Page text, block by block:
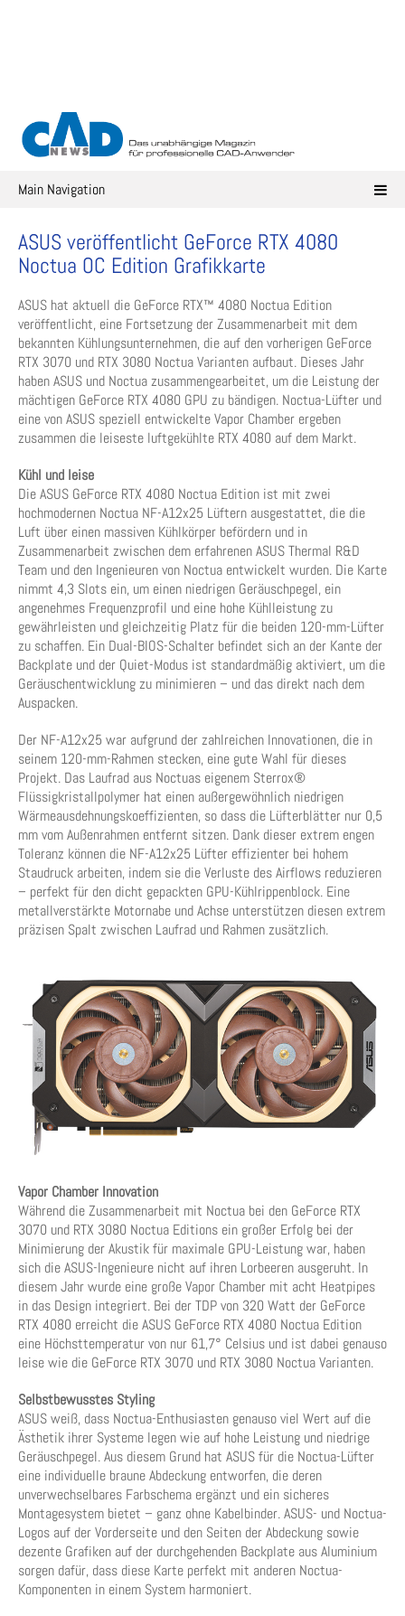
Main Navigation
ASUS veröffentlicht GeForce RTX 4080
Noctua OC Edition Grafikkarte
ASUS hat aktuell die GeForce RTX™ 4080 Noctua Edition
veröffentlicht, eine Fortsetzung der Zusammenarbeit mit dem
bekannten Kühlungsunternehmen, die auf den vorherigen GeForce
RTX 3070 und RTX 3080 Noctua Varianten aufbaut. Dieses Jahr
haben ASUS und Noctua zusammengearbeitet, um die Leistung der
mächtigen GeForce RTX 4080 GPU zu bändigen. Noctua-Lüfter und
eine von ASUS speziell entwickelte Vapor Chamber ergeben
zusammen die leiseste luftgekühlte RTX 4080 auf dem Markt.
Kühl und leise
Die ASUS GeForce RTX 4080 Noctua Edition ist mit zwei
hochmodernen Noctua NF-A12x25 Lüftern ausgestattet, die die
Luft über einen massiven Kühlkörper befördern und in
Zusammenarbeit zwischen dem erfahrenen ASUS Thermal R&D
Team und den Ingenieuren von Noctua entwickelt wurden. Die Karte
nimmt 4,3 Slots ein, um einen niedrigen Geräuschpegel, ein
angenehmes Frequenzprofil und eine hohe Kühlleistung zu
gewährleisten und gleichzeitig Platz für die beiden 120-mm-Lüfter
zu schaffen. Ein Dual-BIOS-Schalter befindet sich an der Kante der
Backplate und der Quiet-Modus ist standardmäßig aktiviert, um die
Geräuschentwicklung zu minimieren – und das direkt nach dem
Auspacken.
Der NF-A12x25 war aufgrund der zahlreichen Innovationen, die in
seinem 120-mm-Rahmen stecken, eine gute Wahl für dieses
Projekt. Das Laufrad aus Noctuas eigenem Sterrox®
Flüssigkristallpolymer hat einen außergewöhnlich niedrigen
Wärmeausdehnungskoeffizienten, so dass die Lüfterblätter nur 0,5
mm vom Außenrahmen entfernt sitzen. Dank dieser extrem engen
Toleranz können die NF-A12x25 Lüfter effizienter bei hohem
Staudruck arbeiten, indem sie die Verluste des Airflows reduzieren
– perfekt für den dicht gepackten GPU-Kühlrippenblock. Eine
metallverstärkte Motornabe und Achse unterstützen diesen extrem
präzisen Spalt zwischen Laufrad und Rahmen zusätzlich.
Vapor Chamber Innovation
Während die Zusammenarbeit mit Noctua bei den GeForce RTX
3070 und RTX 3080 Noctua Editions ein großer Erfolg bei der
Minimierung der Akustik für maximale GPU-Leistung war, haben
sich die ASUS-Ingenieure nicht auf ihren Lorbeeren ausgeruht. In
diesem Jahr wurde eine große Vapor Chamber mit acht Heatpipes
in das Design integriert. Bei der TDP von 320 Watt der GeForce
RTX 4080 erreicht die ASUS GeForce RTX 4080 Noctua Edition
eine Höchsttemperatur von nur 61,7° Celsius und ist dabei genauso
leise wie die GeForce RTX 3070 und RTX 3080 Noctua Varianten.
Selbstbewusstes Styling
ASUS weiß, dass Noctua-Enthusiasten genauso viel Wert auf die
Ästhetik ihrer Systeme legen wie auf hohe Leistung und niedrige
Geräuschpegel. Aus diesem Grund hat ASUS für die Noctua-Lüfter
eine individuelle braune Abdeckung entworfen, die deren
unverwechselbares Farbschema ergänzt und ein sicheres
Montagesystem bietet – ganz ohne Kabelbinder. ASUS- und Noctua-
Logos auf der Vorderseite und den Seiten der Abdeckung sowie
dezente Grafiken auf der durchgehenden Backplate aus Aluminium
sorgen dafür, dass diese Karte perfekt mit anderen Noctua-
Komponenten in einem System harmoniert.